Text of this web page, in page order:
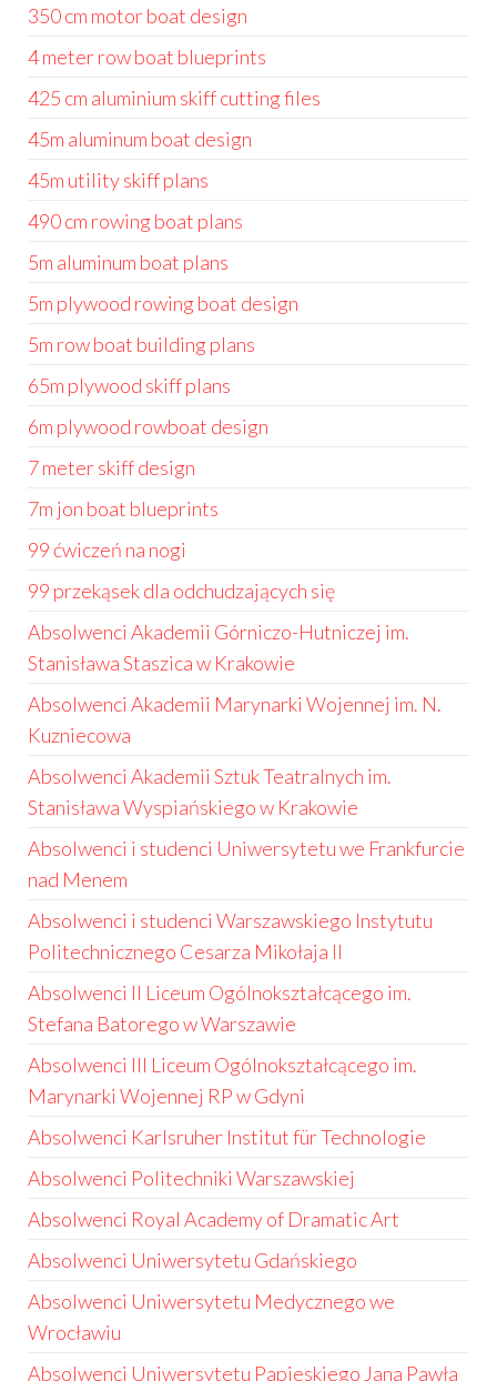
350 cm motor boat design
4 meter row boat blueprints
425 cm aluminium skiff cutting files
45m aluminum boat design
45m utility skiff plans
490 cm rowing boat plans
5m aluminum boat plans
5m plywood rowing boat design
5m row boat building plans
65m plywood skiff plans
6m plywood rowboat design
7 meter skiff design
7m jon boat blueprints
99 ćwiczeń na nogi
99 przekąsek dla odchudzających się
Absolwenci Akademii Górniczo-Hutniczej im.
Stanisława Staszica w Krakowie
Absolwenci Akademii Marynarki Wojennej im. N.
Kuzniecowa
Absolwenci Akademii Sztuk Teatralnych im.
Stanisława Wyspiańskiego w Krakowie
Absolwenci i studenci Uniwersytetu we Frankfurcie
nad Menem
Absolwenci i studenci Warszawskiego Instytutu
Politechnicznego Cesarza Mikołaja II
Absolwenci II Liceum Ogólnokształcącego im.
Stefana Batorego w Warszawie
Absolwenci III Liceum Ogólnokształcącego im.
Marynarki Wojennej RP w Gdyni
Absolwenci Karlsruher Institut für Technologie
Absolwenci Politechniki Warszawskiej
Absolwenci Royal Academy of Dramatic Art
Absolwenci Uniwersytetu Gdańskiego
Absolwenci Uniwersytetu Medycznego we
Wrocławiu
Absolwenci Uniwersytetu Papieskiego Jana Pawła